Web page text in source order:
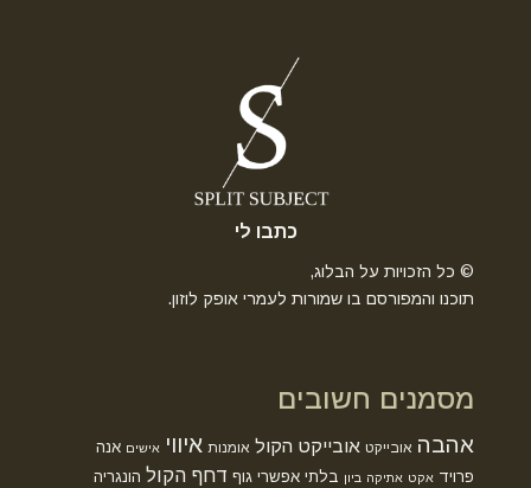
כתבו לי
© כל הזכויות על הבלוג,
תוכנו והמפורסם בו שמורות לעמרי אופק לוזון.
מסמנים חשובים
אהבה אובייקט אובייקט הקול אומנות איווי אישים אנה
פרויד אקט אתיקה ביון בלתי אפשרי גוף דחף הקול הונגריה